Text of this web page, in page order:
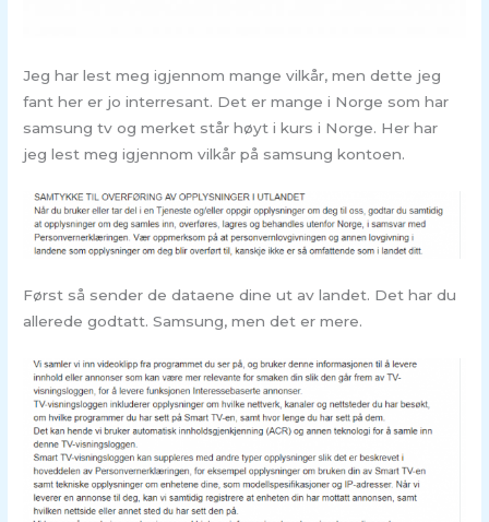
Jeg har lest meg igjennom mange vilkår, men dette jeg
fant her er jo interresant. Det er mange i Norge som har
samsung tv og merket står høyt i kurs i Norge. Her har
jeg lest meg igjennom vilkår på samsung kontoen.
Først så sender de dataene dine ut av landet. Det har du
allerede godtatt. Samsung, men det er mere.